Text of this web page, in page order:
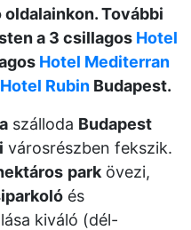
További
a 3 csillagos Hotel
Hotel Mediterran
Rubin Budapest.
szálloda Budapest
városrészben fekszik.
park övezi,
és
kiváló (dél-